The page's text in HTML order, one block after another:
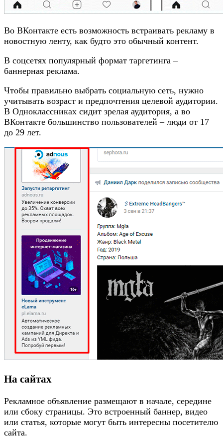
Во ВКонтакте есть возможность встраивать рекламу в
новостную ленту, как будто это обычный контент.
В соцсетях популярный формат таргетинга –
баннерная реклама.
Чтобы правильно выбрать социальную сеть, нужно
учитывать возраст и предпочтения целевой аудитории.
В Одноклассниках сидит зрелая аудитория, а во
ВКонтакте большинство пользователей – люди от 17
до 29 лет.
На сайтах
Рекламное объявление размещают в начале, середине
или сбоку страницы. Это встроенный баннер, видео
или статья, которые могут быть интересны посетителю
сайта.